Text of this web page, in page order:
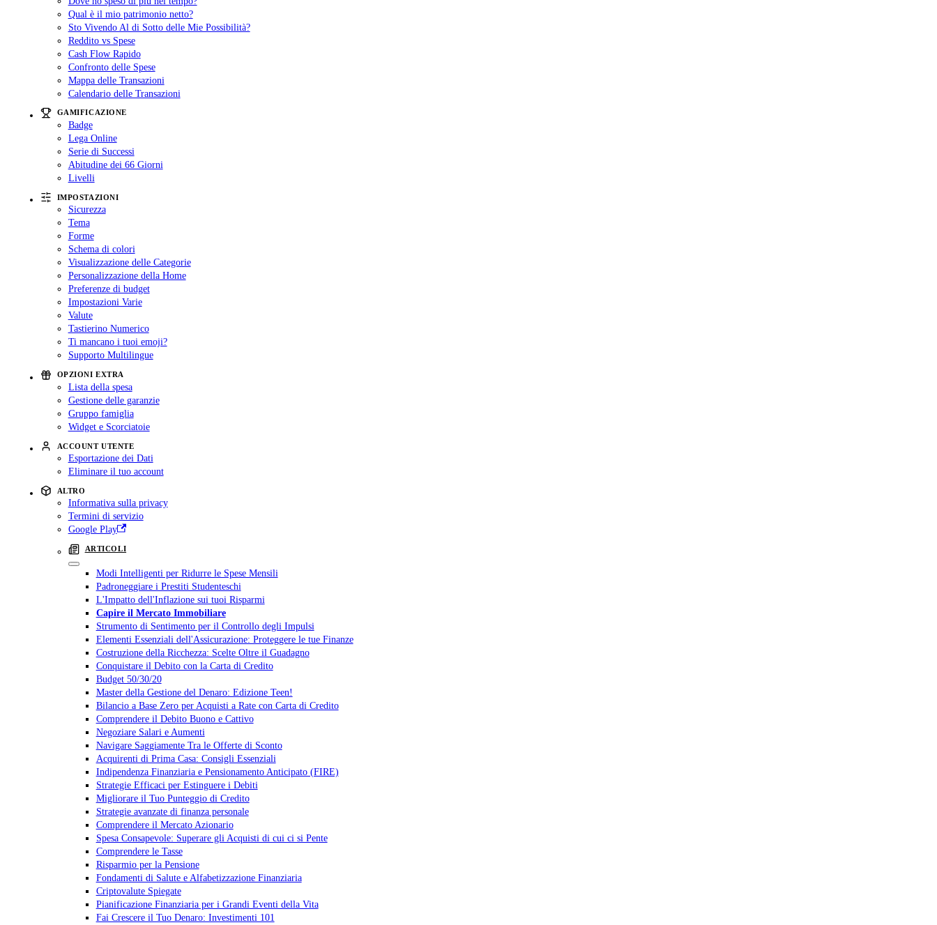
Qual è il mio patrimonio netto?
Sto Vivendo Al di Sotto delle Mie Possibilità?
Reddito vs Spese
Cash Flow Rapido
Confronto delle Spese
Mappa delle Transazioni
Calendario delle Transazioni
GAMIFICAZIONE
Badge
Lega Online
Serie di Successi
Abitudine dei 66 Giorni
Livelli
IMPOSTAZIONI
Sicurezza
Tema
Forme
Schema di colori
Visualizzazione delle Categorie
Personalizzazione della Home
Preferenze di budget
Impostazioni Varie
Valute
Tastierino Numerico
Ti mancano i tuoi emoji?
Supporto Multilingue
OPZIONI EXTRA
Lista della spesa
Gestione delle garanzie
Gruppo famiglia
Widget e Scorciatoie
ACCOUNT UTENTE
Esportazione dei Dati
Eliminare il tuo account
ALTRO
Informativa sulla privacy
Termini di servizio
Google Play
ARTICOLI
Modi Intelligenti per Ridurre le Spese Mensili
Padroneggiare i Prestiti Studenteschi
L'Impatto dell'Inflazione sui tuoi Risparmi
Capire il Mercato Immobiliare
Strumento di Sentimento per il Controllo degli Impulsi
Elementi Essenziali dell'Assicurazione: Proteggere le tue Finanze
Costruzione della Ricchezza: Scelte Oltre il Guadagno
Conquistare il Debito con la Carta di Credito
Budget 50/30/20
Master della Gestione del Denaro: Edizione Teen!
Bilancio a Base Zero per Acquisti a Rate con Carta di Credito
Comprendere il Debito Buono e Cattivo
Negoziare Salari e Aumenti
Navigare Saggiamente Tra le Offerte di Sconto
Acquirenti di Prima Casa: Consigli Essenziali
Indipendenza Finanziaria e Pensionamento Anticipato (FIRE)
Strategie Efficaci per Estinguere i Debiti
Migliorare il Tuo Punteggio di Credito
Strategie avanzate di finanza personale
Comprendere il Mercato Azionario
Spesa Consapevole: Superare gli Acquisti di cui ci si Pente
Comprendere le Tasse
Risparmio per la Pensione
Fondamenti di Salute e Alfabetizzazione Finanziaria
Criptovalute Spiegate
Pianificazione Finanziaria per i Grandi Eventi della Vita
Fai Crescere il Tuo Denaro: Investimenti 101